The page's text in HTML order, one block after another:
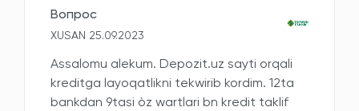
Вопрос
XUSAN 25.09.2023
Assalomu alekum. Depozit.uz sayti orqali
kreditga layoqatlikni tekwirib kordim. 12ta
bankdan 9tasi òz wartlari bn kredit taklif